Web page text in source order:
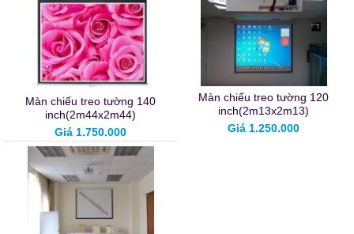
Màn chiếu treo tường 140
inch(2m44x2m44)
Giá 1.750.000
Màn chiếu treo tường 120
inch(2m13x2m13)
Giá 1.250.000